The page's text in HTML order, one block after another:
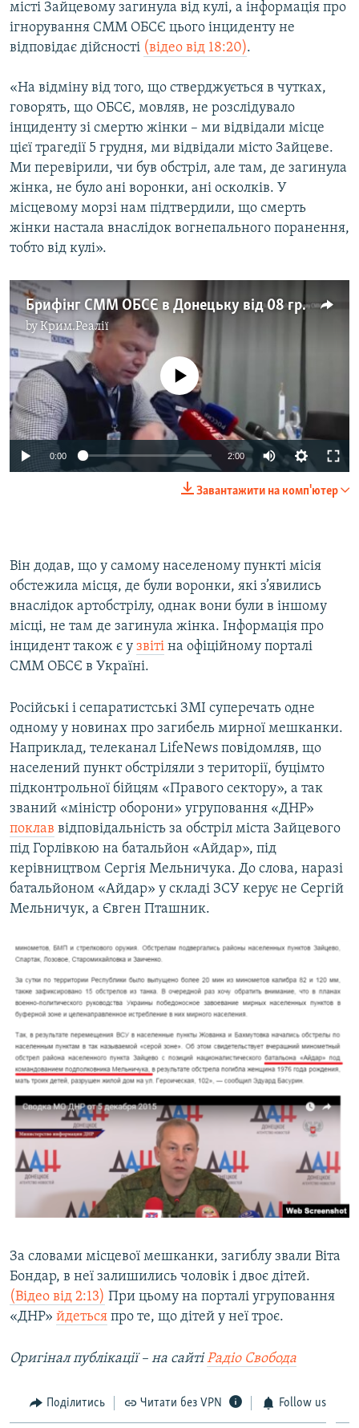
місті Зайцевому загинула від кулі, а інформація про
ігнорування СММ ОБСЄ цього інциденту не
відповідає дійсності (відео від 18:20).
«На відміну від того, що стверджується в чутках,
говорять, що ОБСЄ, мовляв, не розслідувало
інциденту зі смертю жінки – ми відвідали місце
цієї трагедії 5 грудня, ми відвідали місто Зайцеве.
Ми перевірили, чи був обстріл, але там, де загинула
жінка, не було ані воронки, ані осколків. У
місцевому морзі нам підтвердили, що смерть
жінки настала внаслідок вогнепального поранення,
тобто від кулі».
Брифінг СММ ОБСЄ в Донецьку від 08 грудня 2015
byКрим.Реалії
No media source currently available
0:00 2:00
Завантажити на комп'ютер
Він додав, що у самому населеному пункті місія
обстежила місця, де були воронки, які з’явились
внаслідок артобстрілу, однак вони були в іншому
місці, не там де загинула жінка. Інформація про
інцидент також є у звіті на офіційному порталі
СММ ОБСЄ в Україні.
Російські і сепаратистські ЗМІ суперечать одне
одному у новинах про загибель мирної мешканки.
Наприклад, телеканал LifeNews повідомляв, що
населений пункт обстріляли з території, буцімто
підконтрольної бійцям «Правого сектору», а так
званий «міністр оборони» угруповання «ДНР»
поклав відповідальність за обстріл міста Зайцевого
під Горлівкою на батальйон «Айдар», під
керівництвом Сергія Мельничука. До слова, наразі
батальйоном «Айдар» у складі ЗСУ керує не Сергій
Мельничук, а Євген Пташник.
За словами місцевої мешканки, загиблу звали Віта
Бондар, в неї залишились чоловік і двоє дітей.
(Відео від 2:13) При цьому на порталі угруповання
«ДНР» йдеться про те, що дітей у неї троє.
Оригінал публікації – на сайтіРадіо Свобода
Поділитись Читати без VPN Follow us